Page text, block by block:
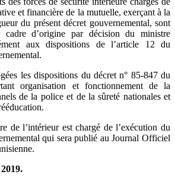
et financière de la mutuelle, exerçant à la
du présent décret gouvernemental, sont
cadre d’origine par décision du ministre
aux dispositions de l’article 12 du
les dispositions du décret n° 85-847 du
organisation et fonctionnement de la
de la police et de la sûreté nationales et
de l’intérieur est chargé de l’exécution du
qui sera publié au Journal Officiel